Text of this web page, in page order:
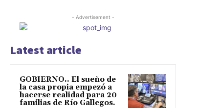
- Advertisement -
Latest article
GOBIERNO.. El sueño de
la casa propia empezó a
hacerse realidad para 20
familias de Río Gallegos.